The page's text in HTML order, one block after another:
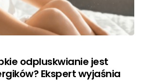
odpluskwianie jest
Ekspert wyjaśnia